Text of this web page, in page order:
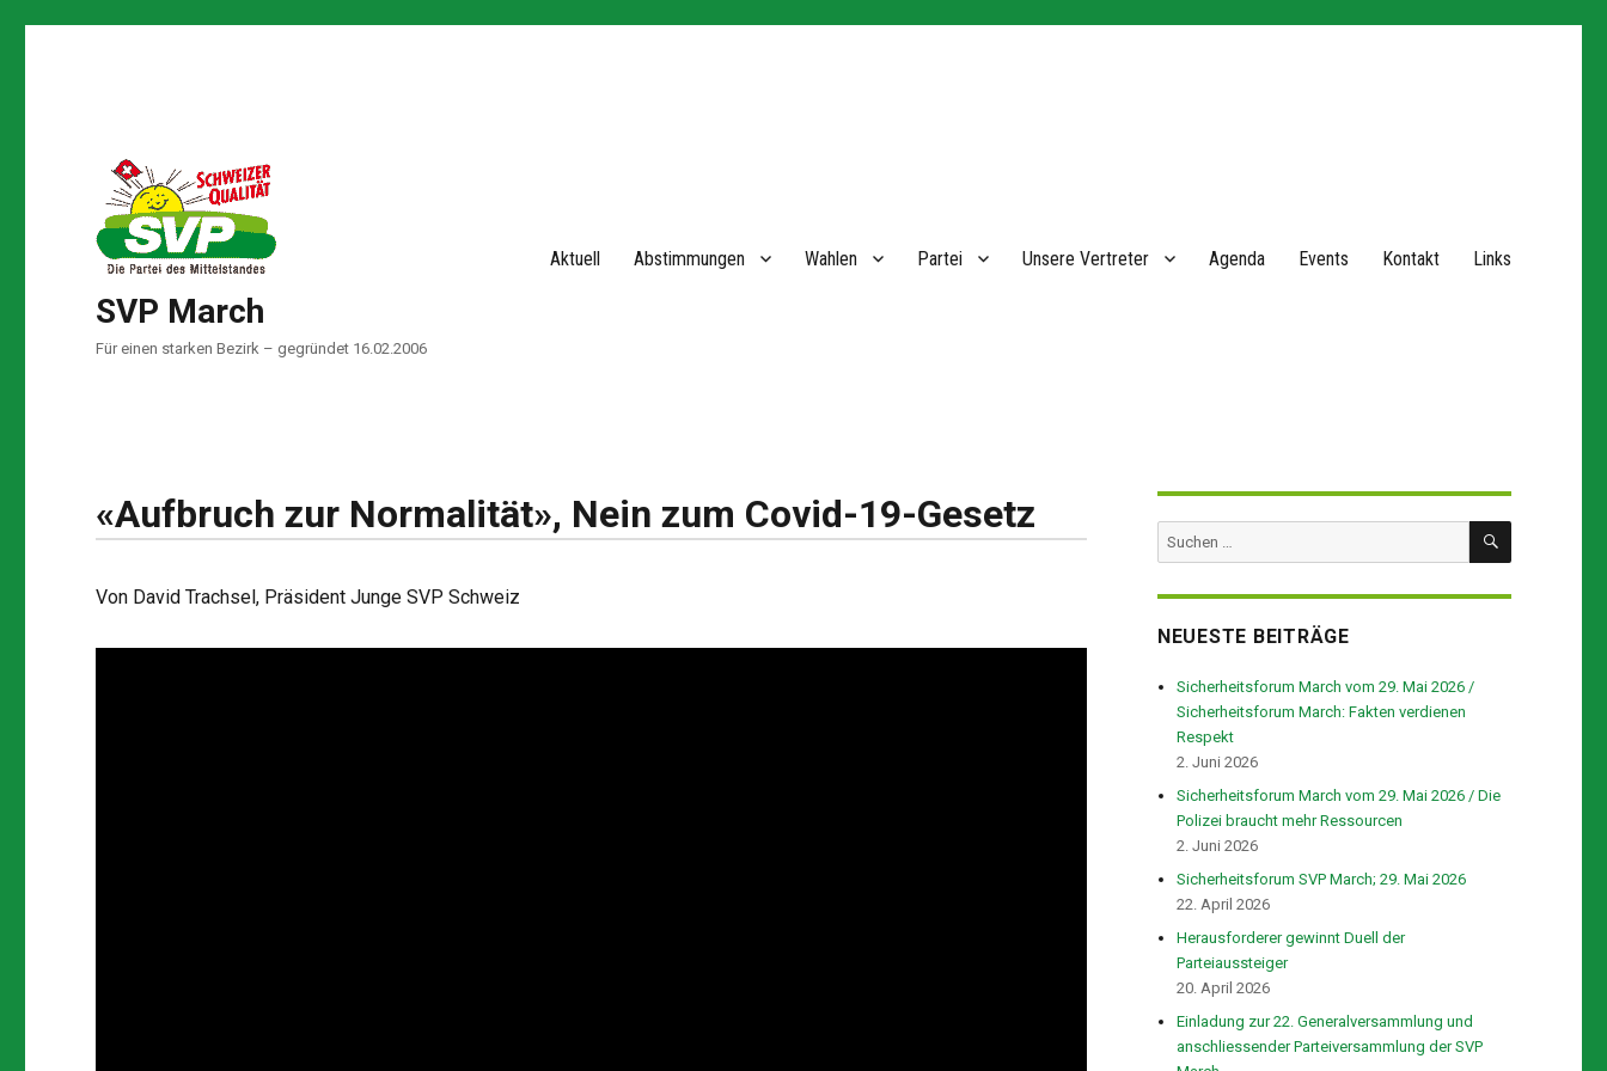
SVP March
Für einen starken Bezirk – gegründet 16.02.2006
Aktuell Abstimmungen Wahlen Partei Unsere Vertreter Agenda Events Kontakt Links
«Aufbruch zur Normalität», Nein zum Covid-19-Gesetz
Von David Trachsel, Präsident Junge SVP Schweiz
Suchen
nach:
SUCHEN
NEUESTE BEITRÄGE
Sicherheitsforum March vom 29. Mai 2026 /
Sicherheitsforum March: Fakten verdienen
Respekt
2. Juni 2026
Sicherheitsforum March vom 29. Mai 2026 / Die
Polizei braucht mehr Ressourcen
2. Juni 2026
Sicherheitsforum SVP March; 29. Mai 2026
22. April 2026
Herausforderer gewinnt Duell der
Parteiaussteiger
20. April 2026
Einladung zur 22. Generalversammlung und
anschliessender Parteiversammlung der SVP